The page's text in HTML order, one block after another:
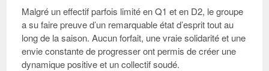
Malgré un effectif parfois limité en Q1 et en D2, le groupe
a su faire preuve d’un remarquable état d’esprit tout au
long de la saison. Aucun forfait, une vraie solidarité et une
envie constante de progresser ont permis de créer une
dynamique positive et un collectif soudé.